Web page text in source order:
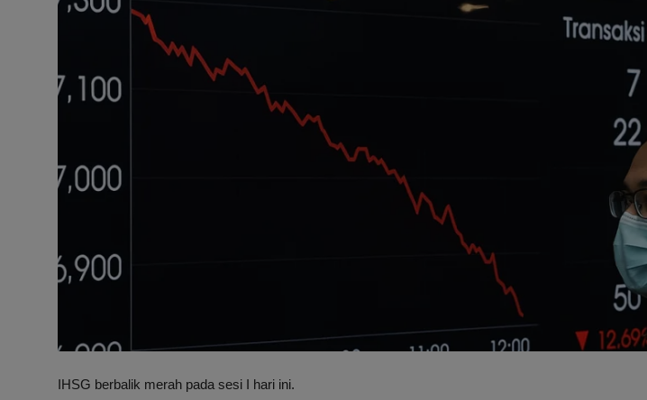
IHSG berbalik merah pada sesi I hari ini.